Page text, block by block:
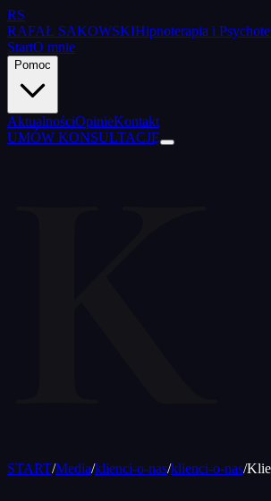
RS
RAFAŁ SAKOWSKIHipnoterapia i
StartO mnie
Pomoc
AktualnościOpinieKontakt
UMÓW KONSULTACJĘ
START/Media/klienci-o-nas/klienci-o-nas/